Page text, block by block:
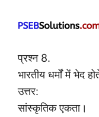
प्रश्न 8.
भारतीय धर्मों में
उत्तर:
सांस्कृतिक एकता।